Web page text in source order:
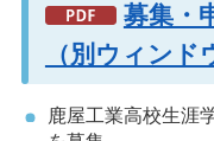
募集・
（別ウィンド
鹿屋工業高校生涯